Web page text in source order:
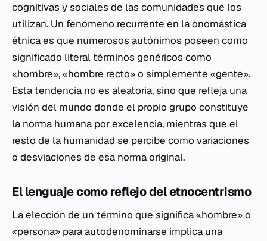
cognitivas y sociales de las comunidades que los
utilizan. Un fenómeno recurrente en la onomástica
étnica es que numerosos autónimos poseen como
significado literal términos genéricos como
«hombre», «hombre recto» o simplemente «gente».
Esta tendencia no es aleatoria, sino que refleja una
visión del mundo donde el propio grupo constituye
la norma humana por excelencia, mientras que el
resto de la humanidad se percibe como variaciones
o desviaciones de esa norma original.
El lenguaje como reflejo del etnocentrismo
La elección de un término que significa «hombre» o
«persona» para autodenominarse implica una